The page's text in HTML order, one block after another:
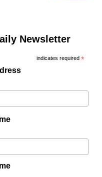
Newsletter
*
indicates required